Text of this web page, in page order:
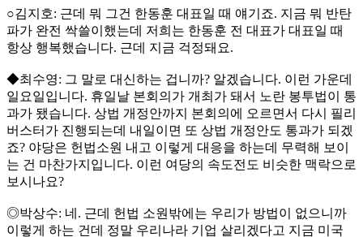
○김지호: 근데 뭐 그건 한동훈 대표일 때 얘기죠. 지금 뭐 반탄
파가 완전 싹쓸이했는데 저희는 한동훈 전 대표가 대표일 때
항상 행복했습니다. 근데 지금 걱정돼요.
◆최수영: 그 말로 대신하는 겁니까? 알겠습니다. 이런 가운데
일요일입니다. 휴일날 본회의가 개최가 돼서 노란 봉투법이 통
과가 됐습니다. 상법 개정안까지 본회의에 오르면서 다시 필리
버스터가 진행되는데 내일이면 또 상법 개정안도 통과가 되겠
죠? 야당은 헌법소원 내고 이렇게 대응을 하는데 무력해 보이
는 건 마찬가지입니다. 이런 여당의 속도전도 비슷한 맥락으로
보시나요?
◎박상수: 네. 근데 헌법 소원밖에는 우리가 방법이 없으니까
이렇게 하는 건데 정말 우리나라 기업 살리겠다고 지금 미국